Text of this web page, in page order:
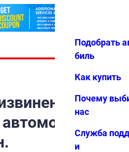
Избранн
Меню
Подобрать
биль
Как купить
Почему
нас
Служба
и
но